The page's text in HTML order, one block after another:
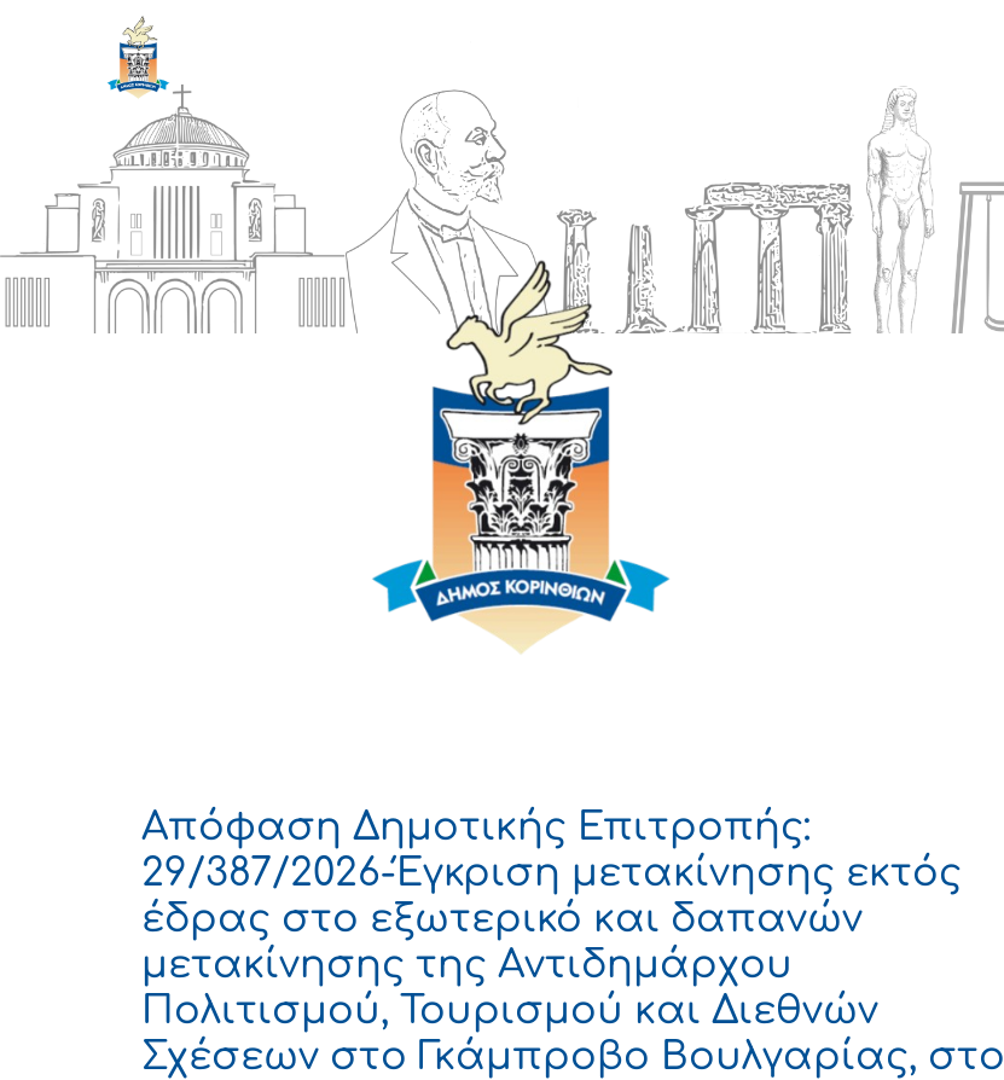
Απόφαση Δημοτικής Επιτροπής:
29/387/2026-Έγκριση μετακίνησης εκτός
έδρας στο εξωτερικό και δαπανών
μετακίνησης της Αντιδημάρχου
Πολιτισμού, Τουρισμού και Διεθνών
Σχέσεων στο Γκάμπροβο Βουλγαρίας, στο